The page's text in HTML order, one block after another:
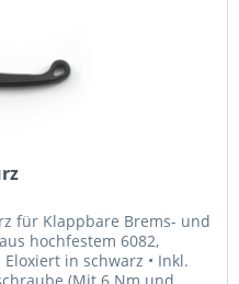
für Klappbare Brems- und
hochfestem 6082,
in schwarz • Inkl.